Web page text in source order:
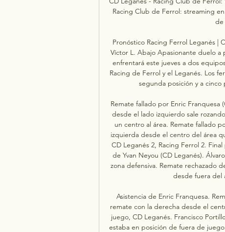
Racing Club de Ferrol: streaming
de
Pronóstico Racing Ferrol Leganés |
Víctor L. Abajo Apasionante duelo a
enfrentará este jueves a dos
Racing de Ferrol y el Leganés. Los
segunda posición y a
Remate fallado por Enric
desde el lado izquierdo sale
un centro al área. Remate fallado
izquierda desde el centro del área
CD Leganés 2, Racing Ferrol 2.
de Yvan Neyou (CD Leganés).
zona defensiva. Remate rechazado
desde fuera del
Asistencia de Enric Franquesa.
remate con la derecha desde el
juego, CD Leganés. Francisco
estaba en posición de fuera de